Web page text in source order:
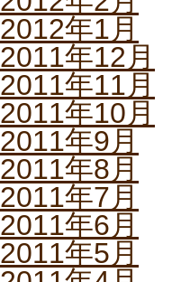
2012年1月
2011年12月
2011年11月
2011年10月
2011年9月
2011年8月
2011年7月
2011年6月
2011年5月